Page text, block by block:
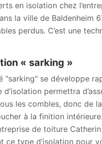
en isolation chez
la ville de Baldenheim
perdus. C’est une
« sarking »
se développe
permettra
les combles, donc de
à la finition
de toiture
ce type d’isolation pour